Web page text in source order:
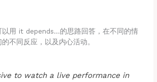
以用 it depends…的思路回答，在不同的情
不同反应，以及内心活动。
to watch a live performance in